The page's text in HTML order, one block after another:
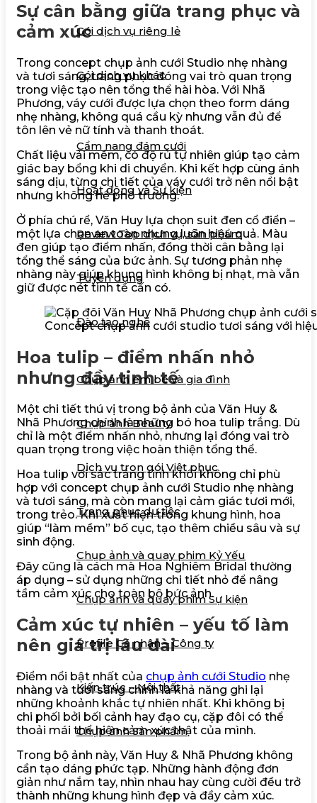
Gói dịch vụ riêng lẻ
Gói dịch vụ khác
Ưu đãi
Tin tức
Cẩm nang đám cưới
Hoạt động và Sự kiện
Review Top dịch vụ, sản phẩm
Tuyển dụng
Đào tạo nghề
Dịch vụ khác
Chụp ảnh em bé và gia đình
Chụp ảnh Beauty
Dịch vụ trọn gói Việt phục
Trang phục dự tiệc
Chụp ảnh và quay phim Kỷ Yếu
Chụp ảnh và quay phim Sự kiện
Profile Cá nhân – Công ty
Kiến trúc – Nội thất
Chụp ảnh Sản phẩm
Liên hệ
Tìm
Sự cân bằng giữa trang phục và
cảm xúc
Trong concept chụp ảnh cưới Studio nhẹ nhàng
và tươi sáng, trang phục đóng vai trò quan trọng
trong việc tạo nên tổng thể hài hòa. Với Nhã
Phương, váy cưới được lựa chọn theo form dáng
nhẹ nhàng, không quá cầu kỳ nhưng vẫn đủ để
tôn lên vẻ nữ tính và thanh thoát.
Chất liệu vải mềm, có độ rủ tự nhiên giúp tạo cảm
giác bay bổng khi di chuyển. Khi kết hợp cùng ánh
sáng dịu, từng chi tiết của váy cưới trở nên nổi bật
nhưng không hề phô trương.
Ở phía chú rể, Văn Huy lựa chọn suit đen cổ điển –
một lựa chọn an toàn nhưng luôn hiệu quả. Màu
đen giúp tạo điểm nhấn, đồng thời cân bằng lại
tổng thể sáng của bức ảnh. Sự tương phản nhẹ
nhàng này giúp khung hình không bị nhạt, mà vẫn
giữ được nét tinh tế cần có.
Concept chụp ảnh cưới studio tươi sáng với
Hoa tulip – điểm nhấn nhỏ
nhưng đầy tinh tế
Một chi tiết thú vị trong bộ ảnh của Văn Huy &
Nhã Phương chính là những bó hoa tulip trắng. Dù
chỉ là một điểm nhấn nhỏ, nhưng lại đóng vai trò
quan trọng trong việc hoàn thiện tổng thể.
Hoa tulip với sắc trắng tinh khôi không chỉ phù
hợp với concept chụp ảnh cưới Studio nhẹ nhàng
và tươi sáng, mà còn mang lại cảm giác tươi mới,
trong trẻo. Khi xuất hiện trong khung hình, hoa
giúp “làm mềm” bố cục, tạo thêm chiều sâu và sự
sinh động.
Đây cũng là cách mà Hoa Nghiêm Bridal thường
áp dụng – sử dụng những chi tiết nhỏ để nâng
tầm cảm xúc cho toàn bộ bức ảnh.
Cảm xúc tự nhiên – yếu tố làm
nên giá trị lâu dài
Điểm nổi bật nhất của chụp ảnh cưới Studio nhẹ
nhàng và tươi sáng chính là khả năng ghi lại
những khoảnh khắc tự nhiên nhất. Khi không bị
chi phối bởi bối cảnh hay đạo cụ, cặp đôi có thể
thoải mái thể hiện cảm xúc thật của mình.
Trong bộ ảnh này, Văn Huy & Nhã Phương không
cần tạo dáng phức tạp. Những hành động đơn
giản như nắm tay, nhìn nhau hay cùng cười đều trở
thành những khung hình đẹp và đầy cảm xúc.